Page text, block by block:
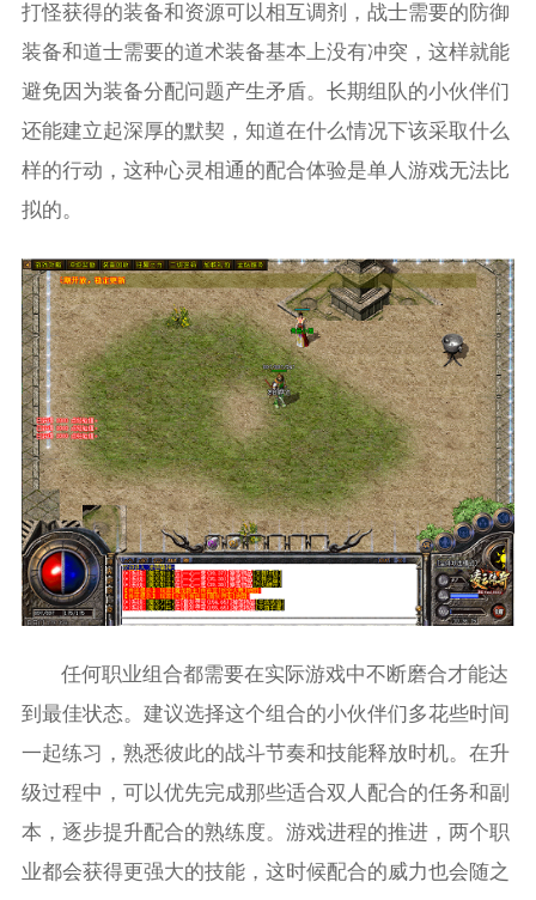
打怪获得的装备和资源可以相互调剂，战士需要的防御
装备和道士需要的道术装备基本上没有冲突，这样就能
避免因为装备分配问题产生矛盾。长期组队的小伙伴们
还能建立起深厚的默契，知道在什么情况下该采取什么
样的行动，这种心灵相通的配合体验是单人游戏无法比
拟的。
任何职业组合都需要在实际游戏中不断磨合才能达
到最佳状态。建议选择这个组合的小伙伴们多花些时间
一起练习，熟悉彼此的战斗节奏和技能释放时机。在升
级过程中，可以优先完成那些适合双人配合的任务和副
本，逐步提升配合的熟练度。游戏进程的推进，两个职
业都会获得更强大的技能，这时候配合的威力也会随之